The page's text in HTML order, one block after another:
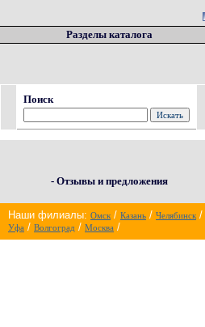
Разделы каталога
Поиск
- Отзывы и предложения
Наши филиалы: Омск/ Казань / Челябинск/
Уфа / Волгоград / Москва /